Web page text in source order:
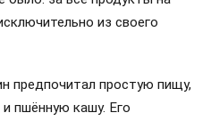
из своего
предпочитал простую пищу,
пшённую кашу. Его